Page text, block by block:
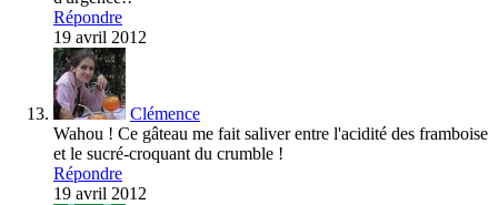
Répondre
19 avril 2012
Clémence
Wahou ! Ce gâteau me fait saliver entre l'acidité des framboise
et le sucré-croquant du crumble !
Répondre
19 avril 2012